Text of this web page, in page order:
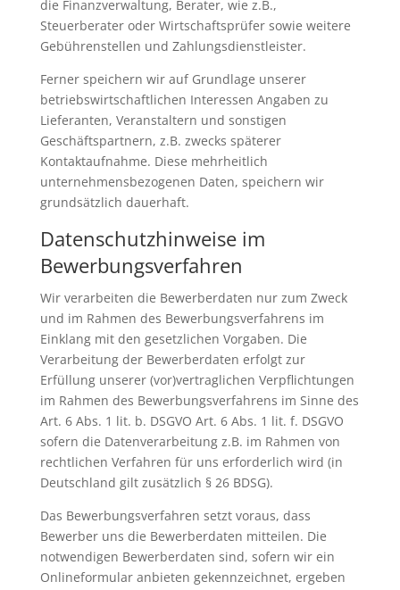
die Finanzverwaltung, Berater, wie z.B.,
Steuerberater oder Wirtschaftsprüfer sowie weitere
Gebührenstellen und Zahlungsdienstleister.
Ferner speichern wir auf Grundlage unserer
betriebswirtschaftlichen Interessen Angaben zu
Lieferanten, Veranstaltern und sonstigen
Geschäftspartnern, z.B. zwecks späterer
Kontaktaufnahme. Diese mehrheitlich
unternehmensbezogenen Daten, speichern wir
grundsätzlich dauerhaft.
Datenschutzhinweise im
Bewerbungsverfahren
Wir verarbeiten die Bewerberdaten nur zum Zweck
und im Rahmen des Bewerbungsverfahrens im
Einklang mit den gesetzlichen Vorgaben. Die
Verarbeitung der Bewerberdaten erfolgt zur
Erfüllung unserer (vor)vertraglichen Verpflichtungen
im Rahmen des Bewerbungsverfahrens im Sinne des
Art. 6 Abs. 1 lit. b. DSGVO Art. 6 Abs. 1 lit. f. DSGVO
sofern die Datenverarbeitung z.B. im Rahmen von
rechtlichen Verfahren für uns erforderlich wird (in
Deutschland gilt zusätzlich § 26 BDSG).
Das Bewerbungsverfahren setzt voraus, dass
Bewerber uns die Bewerberdaten mitteilen. Die
notwendigen Bewerberdaten sind, sofern wir ein
Onlineformular anbieten gekennzeichnet, ergeben